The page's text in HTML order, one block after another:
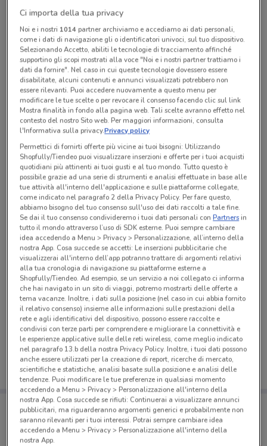
Chiama il negozio
Lunedì n.d.
Martedì n.d.
Mercoledì n.d.
Giovedì n.d.
Venerdì n.d.
Sabato n.d.
Domenica n.d.
080 5244410
Nuova Tre Emme Assicurazioni S.A.S. Di Leonardo E
Luigi Maggiano & C.
Tutte le promozioni di questo negozio
Ci dispiace, al momento non abbiamo pubblicato
volantini nella tua zona. Riprova più tardi.
Porta DoveConviene sempre con te!
Puoi trovare le migliori offerte dei negozi vicino a te,
salvarle e creare la tua lista del risparmio, comodamente
dal tuo cellulare.
Ci importa della tua privacy
Noi e i nostri 1014partner archiviamo e accediamo ai dati personali,
come i dati di navigazione gli o identificatori univoci, sul tuo dispositivo.
Selezionando Accetto, abiliti le tecnologie di tracciamento affinché
supportino gli scopi mostrati alla voce "Noi e i nostri partner trattiamo i
dati da fornire". Nel caso in cui queste tecnologie dovessero essere
disabilitate, alcuni contenuti e annunci visualizzati potrebbero non
essere rilevanti. Puoi accedere nuovamente a questo menu per
modificare le tue scelte o per revocare il consenso facendo clic sul link
Mostra finalità in fondo alla pagina web. Tali scelte avranno effetto nel
contesto del nostro Sito web. Per maggiori informazioni, consulta
l'Informativa sulla privacy.Privacy policy
Permettici di fornirti offerte più vicine ai tuoi bisogni: Utilizzando
Shopfully/Tiendeo puoi visualizzare inserzioni e offerte per i tuoi acquisti
quotidiani più attinenti ai tuoi gusti e al tuo mondo. Tutto questo è
possibile grazie ad una serie di strumenti e analisi effettuate in base alle
tue attività all'interno dell'applicazione e sulle piattaforme collegate,
come indicato nel paragrafo 2 della Privacy Policy. Per fare questo,
abbiamo bisogno del tuo consenso sull'uso dei dati raccolti a tale fine.
Se dai il tuo consenso condivideremo i tuoi dati personali conPartnersin
tutto il mondo attraverso l’uso di SDK esterne. Puoi sempre cambiare
idea accedendo a Menu > Privacy > Personalizzazione, all’interno della
nostra App. Cosa succede se accetti: Le inserzioni pubblicitarie che
visualizzerai all'interno dell’app potranno trattare di argomenti relativi
alla tua cronologia di navigazione su piattaforme esterne a
Shopfully/Tiendeo. Ad esempio, se un servizio a noi collegato ci informa
che hai navigato in un sito di viaggi, potremo mostrarti delle offerte a
tema vacanze. Inoltre, i dati sulla posizione (nel caso in cui abbia fornito
il relativo consenso) insieme alle informazioni sulle prestazioni della
rete e agli identificativi del dispositivo, possono essere raccolte e
condivisi con terze parti per comprendere e migliorare la connettività e
le esperienze applicative sulle delle reti wireless, come meglio indicato
nel paragrafo 13.b della nostra Privacy Policy. Inoltre, i tuoi dati possono
anche essere utilizzati per la creazione di report, ricerche di mercato,
scientifiche e statistiche, analisi basate sulla posizione e analisi delle
tendenze. Puoi modificare le tue preferenze in qualsiasi momento
accedendo a Menu > Privacy > Personalizzazione all'interno della
nostra App. Cosa succede se rifiuti: Continuerai a visualizzare annunci
pubblicitari, ma riguarderanno argomenti generici e probabilmente non
saranno rilevanti per i tuoi interessi. Potrai sempre cambiare idea
accedendo a Menu > Privacy > Personalizzazione all'interno della
nostra App.